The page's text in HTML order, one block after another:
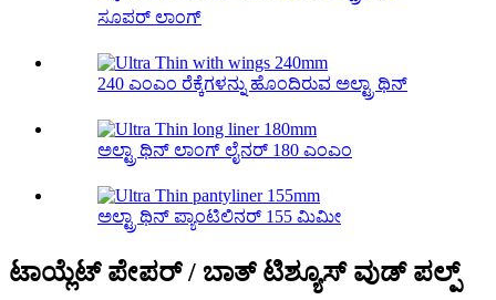
ಸೂಪರ್ ಲಾಂಗ್
240 ಎಂಎಂ ರೆಕ್ಕೆಗಳನ್ನು ಹೊಂದಿರುವ ಅಲ್ಟ್ರಾ ಥಿನ್
ಅಲ್ಟ್ರಾ ಥಿನ್ ಲಾಂಗ್ ಲೈನರ್ 180 ಎಂಎಂ
ಅಲ್ಟ್ರಾ ಥಿನ್ ಪ್ಯಾಂಟಿಲಿನರ್ 155 ಮಿಮೀ
ಟಾಯ್ಲೆಟ್ ಪೇಪರ್ / ಬಾತ್ ಟಿಶ್ಯೂಸ್ ವುಡ್ ಪಲ್ಪ್